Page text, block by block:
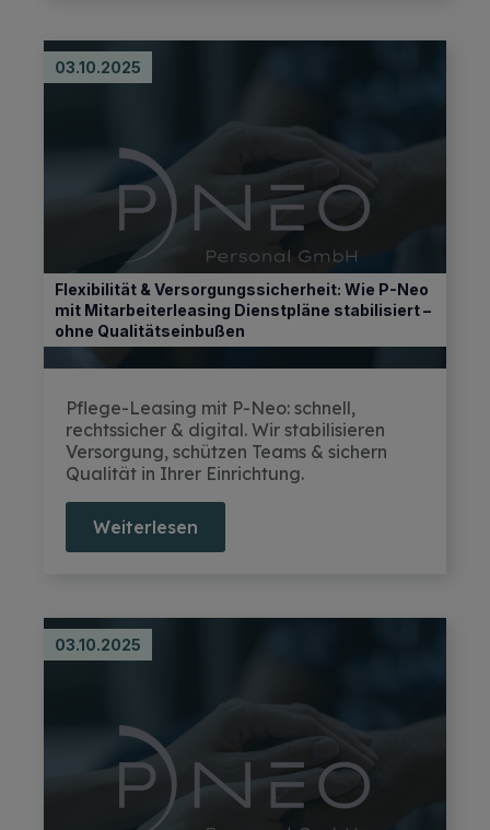
03.10.2025
Flexibilität & Versorgungssicherheit: Wie P-Neo
mit Mitarbeiterleasing Dienstpläne stabilisiert –
ohne Qualitätseinbußen
Pflege-Leasing mit P-Neo: schnell,
rechtssicher & digital. Wir stabilisieren
Versorgung, schützen Teams & sichern
Qualität in Ihrer Einrichtung.
Weiterlesen
03.10.2025